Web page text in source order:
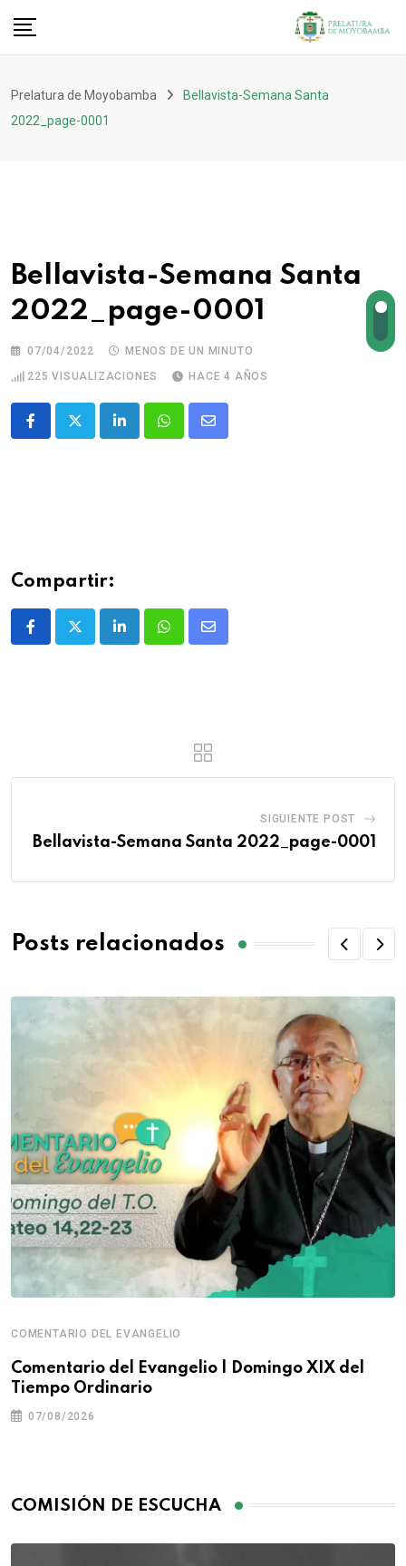
Prelatura de Moyobamba
Bellavista-Semana Santa
2022_page-0001
Bellavista-Semana Santa
2022_page-0001
07/04/2022
MENOS DE UN MINUTO
225 VISUALIZACIONES HACE 4 AÑOS
Compartir:
SIGUIENTE POST
Bellavista-Semana Santa 2022_page-0001
Posts relacionados
COMENTARIO DEL EVANGELIO
Comentario del Evangelio | Domingo XIX del
Tiempo Ordinario
07/08/2026
COMISIÓN DE ESCUCHA